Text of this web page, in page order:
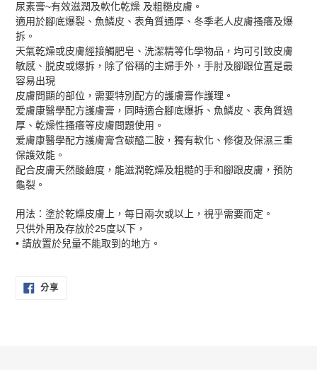
將
產
品
加
入
您
的
購
物
車
尿素膏~有效滋潤及軟化乾燥 及粗糙皮膚。
適用於腳底爆裂、魚鱗皮、表角質通厚、冬季老人皮膚搔癢及爆
拆。
天氣乾燥或皮膚經接觸肥皂、洗潔精等化學物品，均可引致皮膚
敏感、脱皮或爆拆，除了俗稱的主婦手外，手肘及腳跟位置是最
容易出現
皮膚問顯的部位，需要特別配方的護膚膏作護理。
爱膚康醫學配方護膚膏，同時適合腳底爆拆、魚鱗皮、表角質過
厚、乾燥性搔癢等皮膚問題使用。
爱膚康醫學配方護膚膏含碳醯二胺，獨有軟化、修復及保濕三重
保護效能。
配合皮膚天然酸鹼度，能滋潤乾燥及粗糙的手和腳跟皮膚，預防
龜裂。
用法：塗於乾燥皮膚上，每日兩次或以上，視乎需要而定。
只供外用及存放於25度以下，
• 請放置於兒量不能取到的地方。
分享分